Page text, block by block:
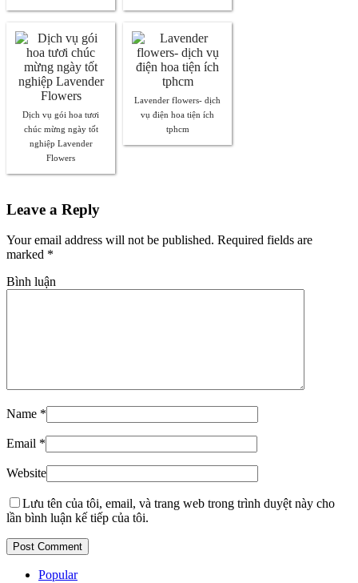
Dịch vụ gói hoa tươi
chúc mừng ngày tốt
nghiệp Lavender
Flowers
Lavender flowers- dịch
vụ điện hoa tiện ích
tphcm
Leave a Reply
Your email address will not be published. Required fields are
marked *
Bình luận
Name *
Email *
Website
Lưu tên của tôi, email, và trang web trong trình duyệt này cho
lần bình luận kế tiếp của tôi.
Popular